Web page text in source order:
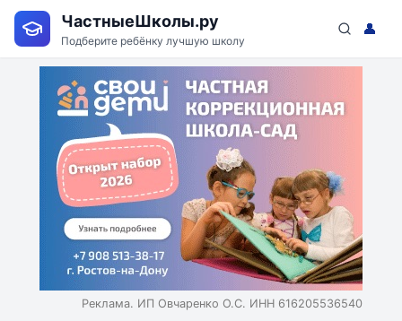
ЧастныеШколы.ру
Подберите ребёнку лучшую школу
👤
Реклама. ИП Овчаренко О.С. ИНН 616205536540